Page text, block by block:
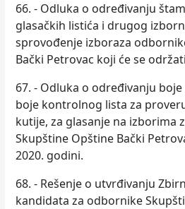
66. - Odluka o određivanju
glasačkih listića i drugog
sprovođenje izboraza
Bački Petrovac koji će se
67. - Odluka o određivanju
boje kontrolnog lista za
kutije, za glasanje na izborima
Skupštine Opštine Bački
2020. godini.
68. - Rešenje o utvrđivanju
kandidata za odbornike